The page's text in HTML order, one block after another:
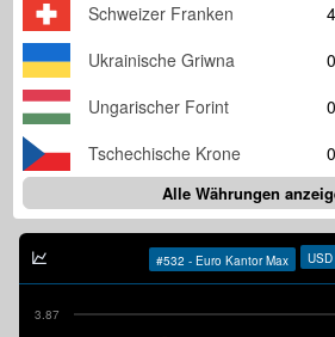
Schweizer Franken
Ukrainische Griwna
Ungarischer Forint
Tschechische Krone
Alle Währungen
3.87